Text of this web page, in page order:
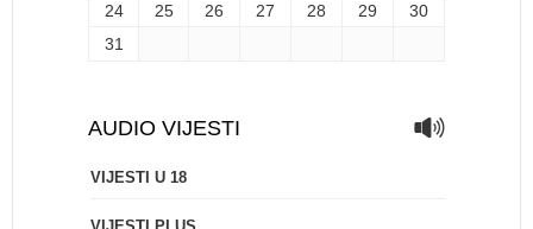
24
25 26 27 28 29
30
31
AUDIO VIJESTI
VIJESTI U 18